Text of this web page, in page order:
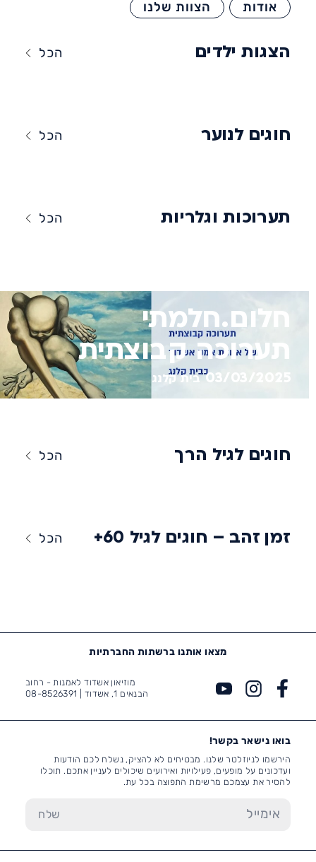
אודות הצוות שלנו
הצגות ילדים הכל
חוגים לנוער הכל
תערוכות וגלריות הכל
חלום.חלמתי
תערוכה קבוצתית
03/03/2025 בית קלנג
חוגים לגיל הרך הכל
זמן זהב – חוגים לגיל 60+ הכל
מצאו אותנו ברשתות החברתיות
מוזיאון אשדוד לאמנות - רחוב
הבנאים 1, אשדוד |
08-8526391
בואו נישאר בקשר!
הירשמו לניוזלטר שלנו. מבטיחים לא להציק, נשלח לכם הודעות
ועדכונים על מופעים, פעילויות ואירועים שיכולים לעניין אתכם. תוכלו
להסיר את עצמכם מרשימת התפוצה בכל עת.